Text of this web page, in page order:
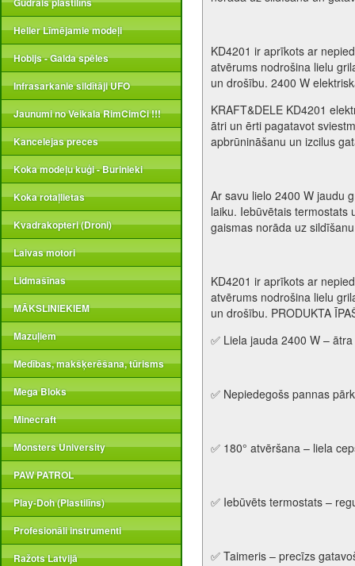
Heller Līmējamie modeļi
Hobijs - Galda spēles
Infrasarkanie sildītāji UFO
Jaunumi no Veikala RimCimCi !!!
Kancelejas preces
Koka modeļu kuģi - Burinieki
Koka rotaļlietas
Kvadrakopteri (Droni)
Laivas motori
Lidmašīnas
MĀKSLINIEKIEM
Mazuļiem
Medības, makšķerēšana, tūrisms
Mega Bloks
Minecraft
Monsters University
PAW PATROL
Play-Doh (Plastilīns)
Profesionāli instrumenti
Ražots Latvijā
KD4201 ir aprīkots ar
atvērums nodrošina lielu
un drošību. 2400 W
KRAFT&DELE KD4201
ātri un ērti pagatavot
apbrūnināšanu un izcilus
Ar savu lielo 2400 W jaudu
laiku. Iebūvētais termostats
gaismas norāda uz
KD4201 ir aprīkots ar
atvērums nodrošina lielu
un drošību. PRODUKTA
✅ Liela jauda 2400 W –
✅ Nepiedegošs pannas
✅ 180° atvēršana – liela
✅ Iebūvēts termostats –
✅ Taimeris – precīzs